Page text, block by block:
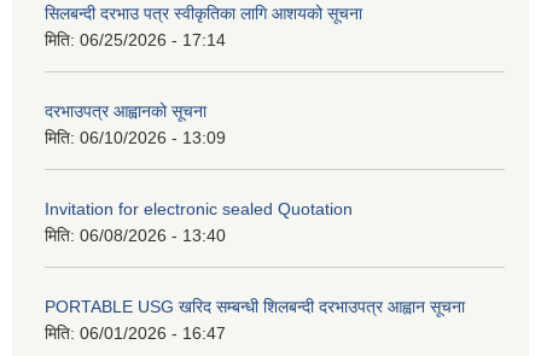
सिलबन्दी दरभाउ पत्र स्वीकृतिका लागि आशयको सूचना
मिति: 06/25/2026 - 17:14
दरभाउपत्र आह्वानको सूचना
मिति: 06/10/2026 - 13:09
Invitation for electronic sealed Quotation
मिति: 06/08/2026 - 13:40
PORTABLE USG खरिद सम्बन्धी शिलबन्दी दरभाउपत्र आह्वान सूचना
मिति: 06/01/2026 - 16:47